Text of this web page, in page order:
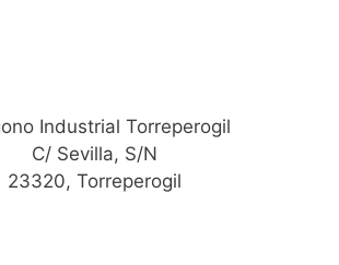
Industrial Torreperogil
C/ Sevilla, S/N
23320, Torreperogil